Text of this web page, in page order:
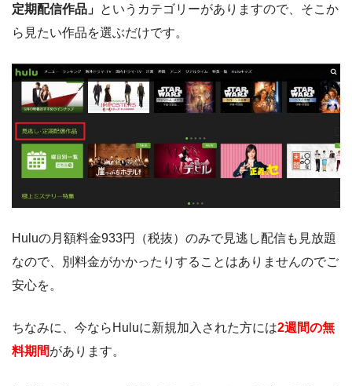
定期配信作品」 というカテゴリーがありますので、そこか
ら見たい作品を選ぶだけです。
Huluの月額料金933円（税抜）のみで見逃し配信も見放題
なので、別料金がかかったりすることはありませんのでご
安心を。
ちなみに、今ならHuluに新規加入された方には2週間の無
料期間があります。